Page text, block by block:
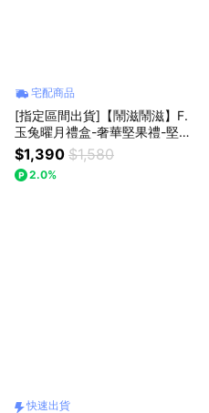
宅配商品
[指定區間出貨]【鬧滋鬧滋】F.
玉兔曜月禮盒-奢華堅果禮-堅果
罐裝6入（附提袋）_送禮首選_
創意堅果_中秋禮盒_企業送禮
$1,390 $1,580
2.0%
快速出貨